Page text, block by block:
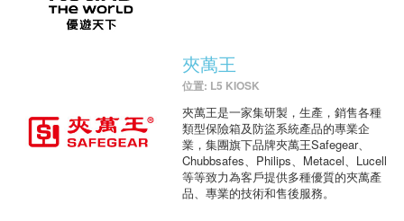
夾萬王
位置: L5 KIOSK
夾萬王是一家集研製，生產，銷售各種
類型保險箱及防盜系統產品的專業企
業，集團旗下品牌夾萬王Safegear、
Chubbsafes、Philips、Metacel、Lucell
等等致力為客戶提供多種優質的夾萬產
品、專業的技術和售後服務。